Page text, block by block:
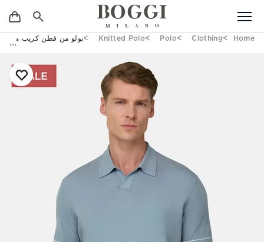
Home
Clothing
Polo
Knitted Polo بولو من قطن كريب